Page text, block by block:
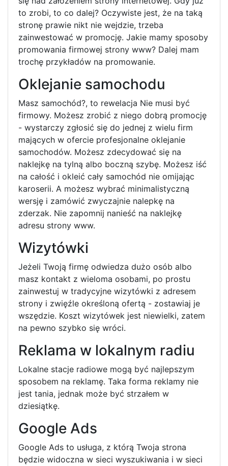
to zrobi, to co dalej? Oczywiste jest, że na taką
stronę prawie nikt nie wejdzie, trzeba
zainwestować w promocję. Jakie mamy sposoby
promowania firmowej strony www? Dalej mam
trochę przykładów na promowanie.
Oklejanie samochodu
Masz samochód?, to rewelacja Nie musi być
firmowy. Możesz zrobić z niego dobrą promocję
- wystarczy zgłosić się do jednej z wielu firm
mających w ofercie profesjonalne oklejanie
samochodów. Możesz zdecydować się na
naklejkę na tylną albo boczną szybę. Możesz iść
na całość i okleić cały samochód nie omijając
karoserii. A możesz wybrać minimalistyczną
wersję i zamówić zwyczajnie nalepkę na
zderzak. Nie zapomnij nanieść na naklejkę
adresu strony www.
Wizytówki
Jeżeli Twoją firmę odwiedza dużo osób albo
masz kontakt z wieloma osobami, po prostu
zainwestuj w tradycyjne wizytówki z adresem
strony i zwięźle określoną ofertą - zostawiaj je
wszędzie. Koszt wizytówek jest niewielki, zatem
na pewno szybko się wróci.
Reklama w lokalnym radiu
Lokalne stacje radiowe mogą być najlepszym
sposobem na reklamę. Taka forma reklamy nie
jest tania, jednak może być strzałem w
dziesiątkę.
Google Ads
Google Ads to usługa, z którą Twoja strona
będzie widoczna w sieci wyszukiwania i w sieci